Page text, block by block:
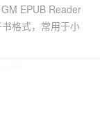
EPUB Reader
格式，常用于小